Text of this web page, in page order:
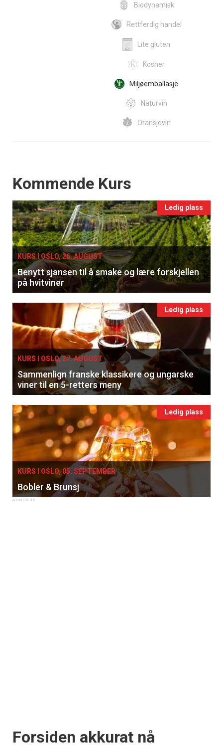
Få ukentlige nyhetsbrev fra
Apéritif
Biodynamisk
Rettferdig handel
Lite gluten
Kosher
Miljøemballasje
Naturvin
Oransjevin
Events
Kommende Kurs
Ledig plass
KURS I OSLO, 26. AUGUST
Benytt sjansen til å smake og lære forskjellen
på hvitviner
Ledig plass
KURS I OSLO, 27. AUGUST
Sammenlign franske klassikere og ungarske
viner til en 5-retters meny
Ledig plass
KURS I OSLO, 05. SEPTEMBER
Bobler & Brunsj
Forsiden akkurat nå